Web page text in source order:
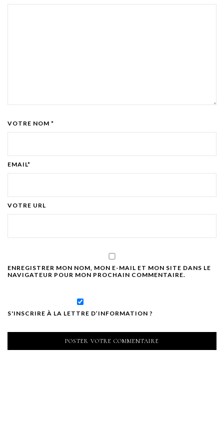
VOTRE NOM *
EMAIL*
VOTRE URL
ENREGISTRER MON NOM, MON E-MAIL ET MON SITE DANS LE
NAVIGATEUR POUR MON PROCHAIN COMMENTAIRE.
S'INSCRIRE À LA LETTRE D’INFORMATION ?